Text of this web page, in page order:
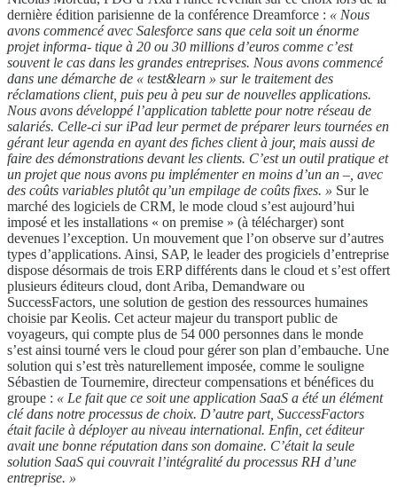
dernière édition parisienne de la conférence Dreamforce : « Nous
avons commencé avec Salesforce sans que cela soit un énorme
projet informa- tique à 20 ou 30 millions d’euros comme c’est
souvent le cas dans les grandes entreprises. Nous avons commencé
dans une démarche de « test&learn » sur le traitement des
réclamations client, puis peu à peu sur de nouvelles applications.
Nous avons développé l’application tablette pour notre réseau de
salariés. Celle-ci sur iPad leur permet de préparer leurs tournées en
gérant leur agenda en ayant des fiches client à jour, mais aussi de
faire des démonstrations devant les clients. C’est un outil pratique et
un projet que nous avons pu implémenter en moins d’un an –, avec
des coûts variables plutôt qu’un empilage de coûts fixes. » Sur le
marché des logiciels de CRM, le mode cloud s’est aujourd’hui
imposé et les installations « on premise » (à télécharger) sont
devenues l’exception. Un mouvement que l’on observe sur d’autres
types d’applications. Ainsi, SAP, le leader des progiciels d’entreprise
dispose désormais de trois ERP différents dans le cloud et s’est offert
plusieurs éditeurs cloud, dont Ariba, Demandware ou
SuccessFactors, une solution de gestion des ressources humaines
choisie par Keolis. Cet acteur majeur du transport public de
voyageurs, qui compte plus de 54 000 personnes dans le monde
s’est ainsi tourné vers le cloud pour gérer son plan d’embauche. Une
solution qui s’est très naturellement imposée, comme le souligne
Sébastien de Tournemire, directeur compensations et bénéfices du
groupe : « Le fait que ce soit une application SaaS a été un élément
clé dans notre processus de choix. D’autre part, SuccessFactors
était facile à déployer au niveau international. Enfin, cet éditeur
avait une bonne réputation dans son domaine. C’était la seule
solution SaaS qui couvrait l’intégralité du processus RH d’une
entreprise. »